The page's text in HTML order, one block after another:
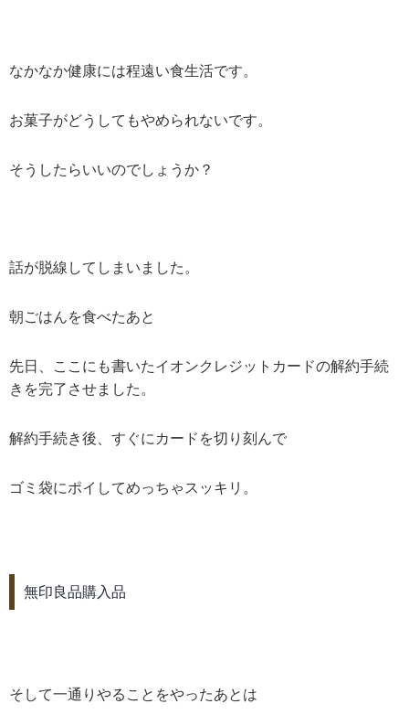
なかなか健康には程遠い食生活です。
お菓子がどうしてもやめられないです。
そうしたらいいのでしょうか？
話が脱線してしまいました。
朝ごはんを食べたあと
先日、ここにも書いたイオンクレジットカードの解約手続
きを完了させました。
解約手続き後、すぐにカードを切り刻んで
ゴミ袋にポイしてめっちゃスッキリ。
無印良品購入品
そして一通りやることをやったあとは